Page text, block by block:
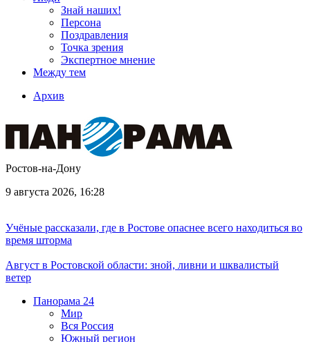
Знай наших!
Персона
Поздравления
Точка зрения
Экспертное мнение
Между тем
Архив
Ростов-на-Дону
9 августа 2026, 16:28
Учёные рассказали, где в Ростове опаснее всего находиться во
время шторма
Август в Ростовской области: зной, ливни и шквалистый
ветер
Панорама 24
Мир
Вся Россия
Южный регион